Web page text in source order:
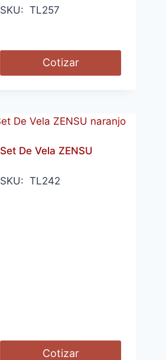
SKU: TL257
Cotizar
Set De Vela ZENSU
SKU: TL242
Cotizar